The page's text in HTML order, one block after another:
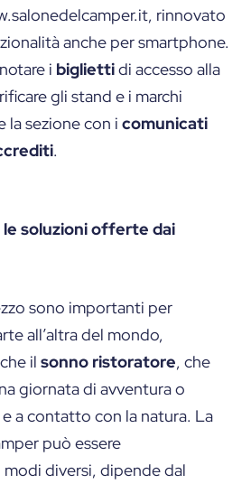
rinnovato
anche per smartphone.
i bigliettidi accesso alla
gli stand e i marchi
la sezione con i comunicati
.
soluzioni offerte dai
sono importanti per
all’altra del mondo,
il sonno ristoratore, che
giornata di avventura o
a contatto con la natura. La
può essere
diversi, dipende dal